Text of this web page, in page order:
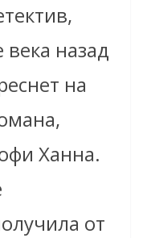
назад
на
Ханна.
от